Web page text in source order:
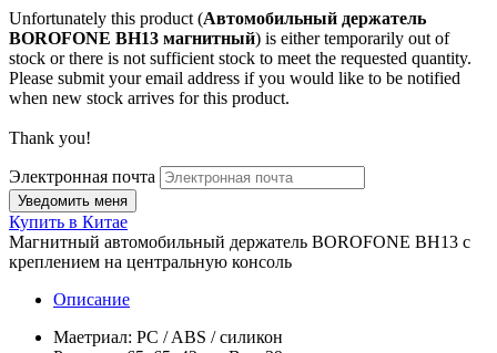
Unfortunately this product (Автомобильный держатель
BOROFONE BH13 магнитный) is either temporarily out of
stock or there is not sufficient stock to meet the requested quantity.
Please submit your email address if you would like to be notified
when new stock arrives for this product.
Thank you!
Электронная почта
Купить в Китае
Магнитный автомобильный держатель BOROFONE BH13 с
креплением на центральную консоль
Описание
Маетриал: PC / ABS / силикон